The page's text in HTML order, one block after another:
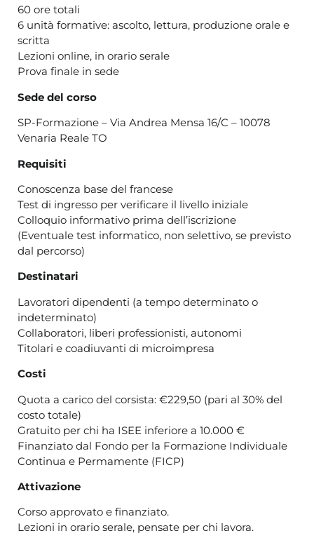
60 ore totali
6 unità formative: ascolto, lettura, produzione orale e
scritta
Lezioni online, in orario serale
Prova finale in sede
Sede del corso
SP-Formazione – Via Andrea Mensa 16/C – 10078
Venaria Reale TO
Requisiti
Conoscenza base del francese
Test di ingresso per verificare il livello iniziale
Colloquio informativo prima dell’iscrizione
(Eventuale test informatico, non selettivo, se previsto
dal percorso)
Destinatari
Lavoratori dipendenti (a tempo determinato o
indeterminato)
Collaboratori, liberi professionisti, autonomi
Titolari e coadiuvanti di microimpresa
Costi
Quota a carico del corsista: €229,50 (pari al 30% del
costo totale)
Gratuito per chi ha ISEE inferiore a 10.000 €
Finanziato dal Fondo per la Formazione Individuale
Continua e Permamente (FICP)
Attivazione
Corso approvato e finanziato.
Lezioni in orario serale, pensate per chi lavora.